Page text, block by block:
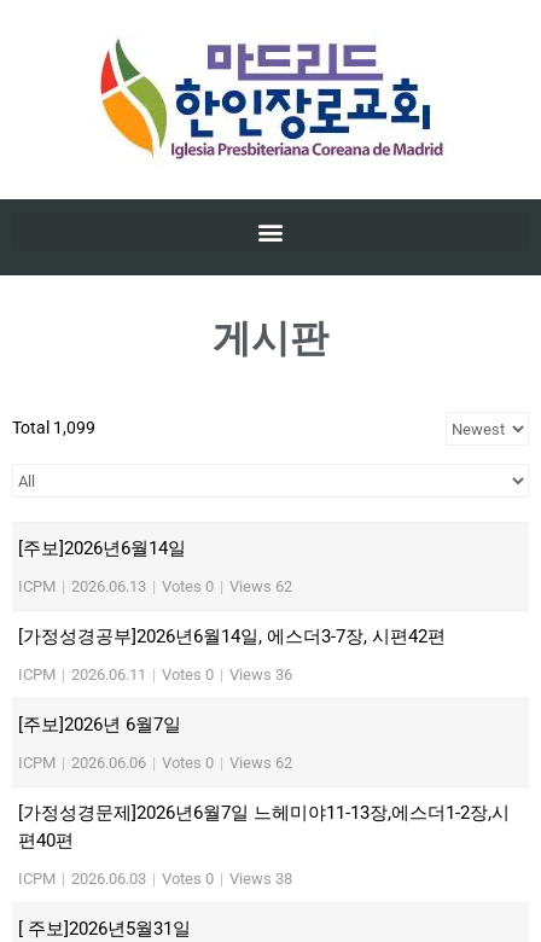
게시판
Total 1,099
[주보]2026년6월14일
ICPM | 2026.06.13 | Votes 0 | Views 62
[가정성경공부]2026년6월14일, 에스더3-7장, 시편42편
ICPM | 2026.06.11 | Votes 0 | Views 36
[주보]2026년 6월7일
ICPM | 2026.06.06 | Votes 0 | Views 62
[가정성경문제]2026년6월7일 느헤미야11-13장,에스더1-2장,시
편40편
ICPM | 2026.06.03 | Votes 0 | Views 38
[ 주보]2026년5월31일